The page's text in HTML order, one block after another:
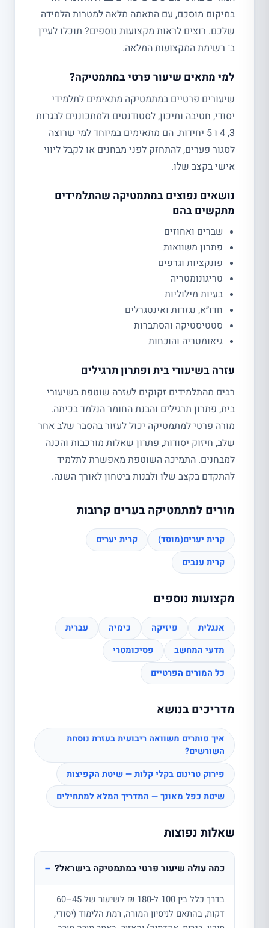
במיקום מוסכם, עם התאמה מלאה למטרות הלמידה
שלכם. רוצים לראות מקצועות נוספים? תוכלו לעיין
ב־ רשימת המקצועות המלאה.
למי מתאים שיעור פרטי במתמטיקה?
שיעורים פרטיים במתמטיקה מתאימים לתלמידי
יסודי, חטיבה ותיכון, לסטודנטים ולמתכוננים לבגרות
3, 4 ו 5 יחידות. הם מתאימים במיוחד למי שרוצה
לסגור פערים, להתחזק לפני מבחנים או לקבל ליווי
אישי בקצב שלו.
נושאים נפוצים במתמטיקה שהתלמידים
מתקשים בהם
שברים ואחוזים
פתרון משוואות
פונקציות וגרפים
טריגונומטריה
בעיות מילוליות
חדו״א, נגזרות ואינטגרלים
סטטיסטיקה והסתברות
גיאומטריה והוכחות
עזרה בשיעורי בית ופתרון תרגילים
רבים מהתלמידים זקוקים לעזרה שוטפת בשיעורי
בית, פתרון תרגילים והבנת החומר הנלמד בכיתה.
מורה פרטי למתמטיקה יכול לעזור בהסבר שלב אחר
שלב, חיזוק יסודות, פתרון שאלות מורכבות והכנה
למבחנים. התמיכה השוטפת מאפשרת לתלמיד
להתקדם בקצב שלו ולבנות ביטחון לאורך השנה.
מורים למתמטיקה בערים קרובות
קרית יערים(מוסד)
קרית יערים
קרית ענבים
מקצועות נוספים
אנגלית פיזיקה כימיה
עברית
מדעי המחשב
פסיכומטרי
כל המורים הפרטיים
מדריכים בנושא
איך פותרים משוואה ריבועית בעזרת נוסחת
השורשים?
פירוק טרינום בקלי קלות — שיטת הקפיצות
שיטת כפל מאונך — המדריך המלא למתחילים
שאלות נפוצות
כמה עולה שיעור פרטי במתמטיקה בישראל? −
בדרך כלל בין 100 ל-180 ₪ לשיעור של 45–60
דקות, בהתאם לניסיון המורה, רמת הלימוד (יסודי,